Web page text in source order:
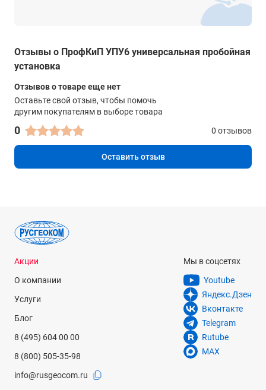
среднеквадратическое
диапазон измерения переменного тока
0.100 мА … 50.00 мА
диапазон измерения постоянного тока
0.100 мА … 20.00 мА
2 мА: 1 мкА
±(5% + 5 знач.)
диапазон
0.0 с … 999 С
минимальное размерешение
±(1% + 50 мс)
220 В, 60 Гц
Отзывы о ПрофКиП УПУ6 универсальная пробойная
установка
Отзывов о товаре еще нет
Оставьте свой отзыв, чтобы помочь
другим покупателям в выборе товара
0 0 отзывов
Оставить отзыв
Акции
О компании
Услуги
Блог
8 (495) 604 00 00
8 (800) 505-35-98
info@rusgeocom.ru
Мы в соцсетях
Youtube
Яндекс.Дзен
Вконтакте
Telegram
Rutube
MAX